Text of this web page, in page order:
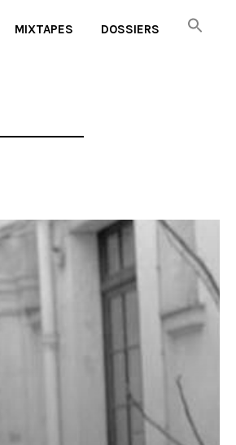
MIXTAPES DOSSIERS